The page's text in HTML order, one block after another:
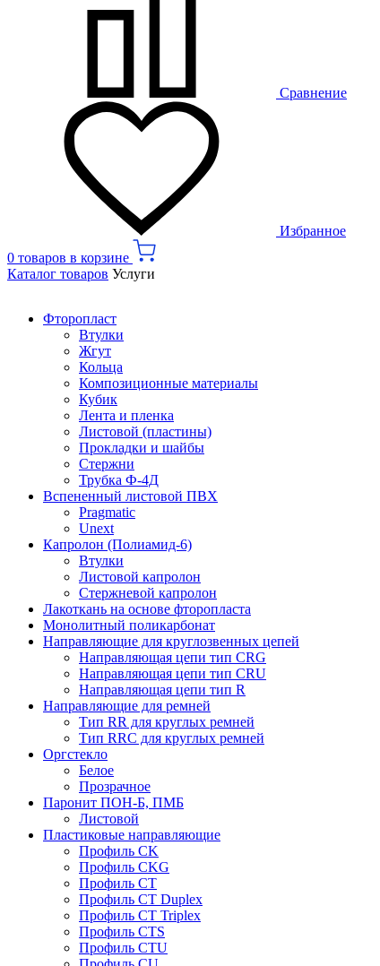
Сравнение
Избранное
0 товаров в корзине
Каталог товаров Услуги
Фторопласт
Втулки
Жгут
Кольца
Композиционные материалы
Кубик
Лента и пленка
Листовой (пластины)
Прокладки и шайбы
Стержни
Трубка Ф-4Д
Вспененный листовой ПВХ
Pragmatic
Unext
Капролон (Полиамид-6)
Втулки
Листовой капролон
Стержневой капролон
Лакоткань на основе фторопласта
Монолитный поликарбонат
Направляющие для круглозвенных цепей
Направляющая цепи тип CRG
Направляющая цепи тип CRU
Направляющая цепи тип R
Направляющие для ремней
Тип RR для круглых ремней
Тип RRС для круглых ремней
Оргстекло
Белое
Прозрачное
Паронит ПОН-Б, ПМБ
Листовой
Пластиковые направляющие
Профиль CK
Профиль CKG
Профиль CT
Профиль CT Duplex
Профиль CT Triplex
Профиль CTS
Профиль CTU